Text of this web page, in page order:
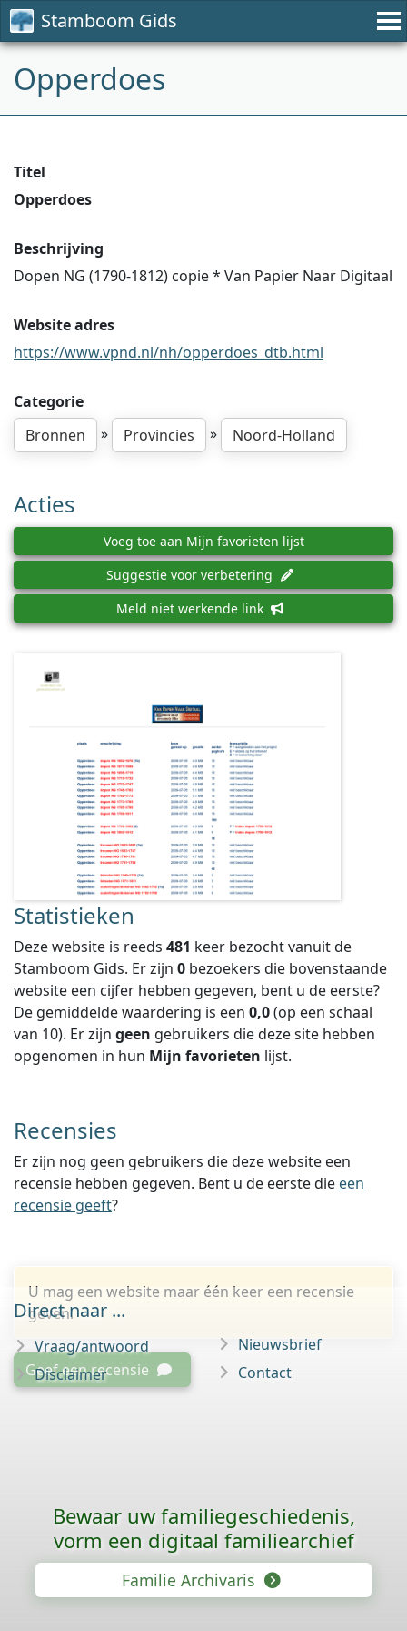
Stamboom Gids
Opperdoes
Titel
Opperdoes
Beschrijving
Dopen NG (1790-1812) copie * Van Papier Naar Digitaal
Website adres
https://www.vpnd.nl/nh/opperdoes_dtb.html
Categorie
Bronnen
» Provincies » Noord-Holland
Acties
Voeg toe aan Mijn favorieten lijst
Suggestie voor verbetering
Meld niet werkende link
Statistieken
Deze website is reeds 481 keer bezocht vanuit de
Stamboom Gids. Er zijn 0 bezoekers die bovenstaande
website een cijfer hebben gegeven, bent u de eerste?
De gemiddelde waardering is een 0,0(op een schaal
van 10). Er zijn geen gebruikers die deze site hebben
opgenomen in hun Mijn favorieten lijst.
Recensies
Er zijn nog geen gebruikers die deze website een
recensie hebben gegeven. Bent u de eerste die een
recensie geeft?
U mag een website maar één keer een recensie
geven.
Geef een recensie
Direct naar ...
Vraag/antwoord
Disclaimer
Nieuwsbrief
Contact
Bewaar uw familie­geschiedenis,
vorm een digitaal familiearchief
Familie Archivaris